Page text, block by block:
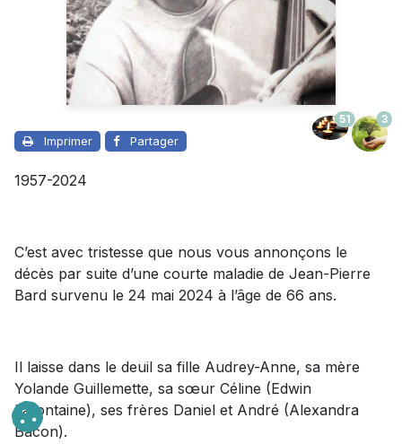
Imprimer Partager
51 3
1957-2024
C’est avec tristesse que nous vous annonçons le
décès par suite d’une courte maladie de Jean-Pierre
Bard survenu le 24 mai 2024 à l’âge de 66 ans.
Il laisse dans le deuil sa fille Audrey-Anne, sa mère
Yolande Guillemette, sa sœur Céline (Edwin
Lafontaine), ses frères Daniel et André (Alexandra
Bacon).